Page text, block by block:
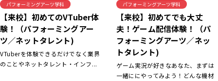
パフォーミングアーツ学科
【来校】初めてのVTuber体
験！（パフォーミングアー
ツ／ネットタレント)
VTuberを体験できるだけでなく業界
のことやネットタレント・インフ...
パフォーミングアーツ学科
【来校】初めてでも大丈
夫！ゲーム配信体験！（パ
フォーミングアーツ／ネッ
トタレント)
ゲーム実況が好きなあなた、まずは
一緒ににやってみよう！どんな機材